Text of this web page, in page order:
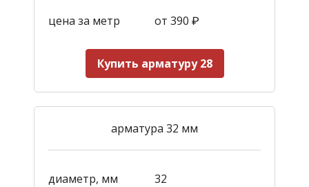
цена за метр
от 390 ₽
Купить арматуру 28
арматура 32 мм
диаметр, мм
32